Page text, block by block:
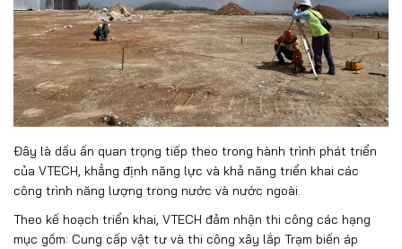
Đây là dấu ấn quan trọng tiếp theo trong hành trình phát triển
của VTECH, khẳng định năng lực và khả năng triển khai các
công trình năng lượng trong nước và nước ngoài.
Theo kế hoạch triển khai, VTECH đảm nhận thi công các hạng
mục gồm: Cung cấp vật tư và thi công xây lắp Trạm biến áp